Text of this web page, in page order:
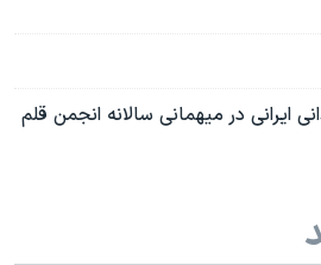
ایرانی در میهمانی سالانه انجمن قلم